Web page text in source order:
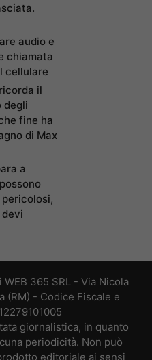
audio e
chiamata
cellulare
il
degli
fine ha
di Max
a
365 SRL - Via Nicola
(RM) - Codice Fiscale e
giornalistica, in quanto
periodicità. Non può
editoriale ai sensi